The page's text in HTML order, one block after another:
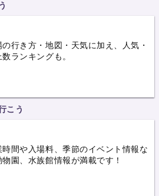
の行き方・地図・天気に加え、人気・
ランキングも。
こう
時間や入場料、季節のイベント情報な
物園、水族館情報が満載です！